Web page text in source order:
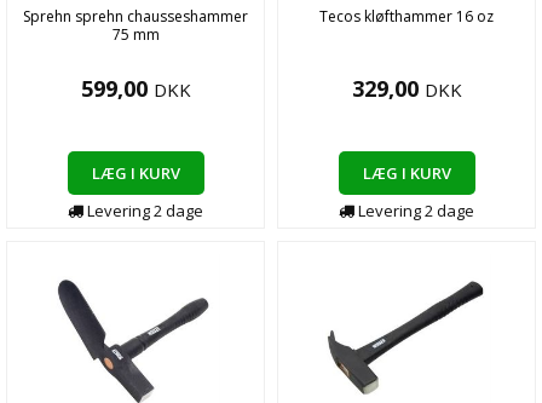
Sprehn sprehn chausseshammer
75 mm
599,00 DKK
LÆG I KURV
Levering2dage
Tecos kløfthammer 16 oz
329,00 DKK
LÆG I KURV
Levering2dage